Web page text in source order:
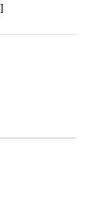
]